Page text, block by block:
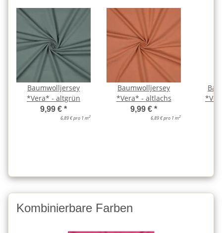
Baumwolljersey
*Vera* - altgrün
9,99 € *
6,89 € pro 1 m2
Baumwolljersey
*Vera* - altlachs
9,99 € *
6,89 € pro 1 m2
Kombinierbare Farben